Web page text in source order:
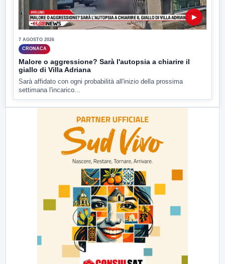
▶
7 AGOSTO 2026
CRONACA
Malore o aggressione? Sarà l'autopsia a chiarire il
giallo di Villa Adriana
Sarà affidato con ogni probabilità all'inizio della prossima
settimana l'incarico...